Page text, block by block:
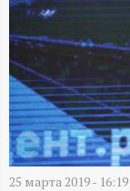
А
Й
Д
А
25 марта 2019 - 16:19